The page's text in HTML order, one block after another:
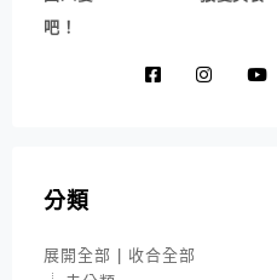
吧！
分類
展開全部
收合全部